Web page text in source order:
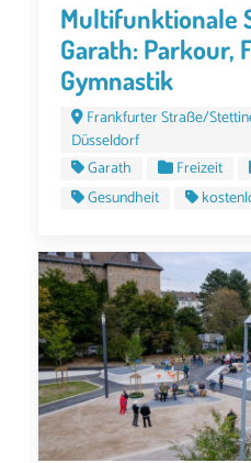
Multifunktionale
Garath: Parkour,
Gymnastik
Frankfurter Straße/
Düsseldorf
Garath
Freizeit
Gesundheit